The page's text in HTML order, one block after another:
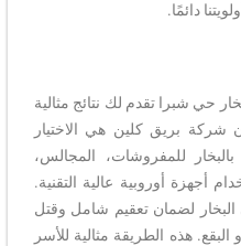
دائمًا.
حي شبرا تقدم لك نتائج مثالية
شركة بريق كلين هي الاختيار
للمفروشات، المجالس،
أجهزة أوروبية عالية التقنية.
لضمان تعقيم شامل وقتل
البقع. هذه الطريقة مثالية للأسر